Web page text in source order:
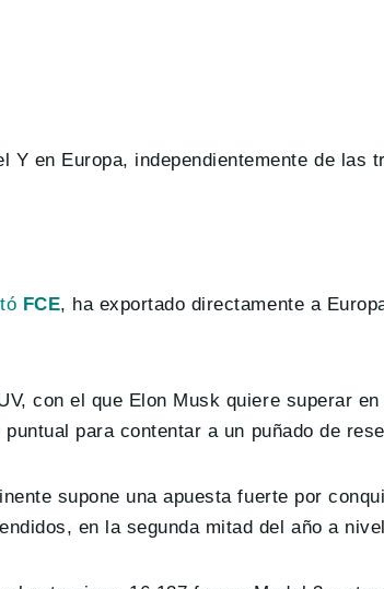
en Europa, independientemente de las
FCE, ha exportado directamente a
con el que Elon Musk quiere superar en
para contentar a un puñado de
supone una apuesta fuerte por
en la segunda mitad del año a